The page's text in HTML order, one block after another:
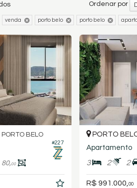
Ordenar por
venda porto belo porto belo
#227
PORTO BELO
80,00
PORTO
Apartamento
3 2 2
R$ 991.000, 00